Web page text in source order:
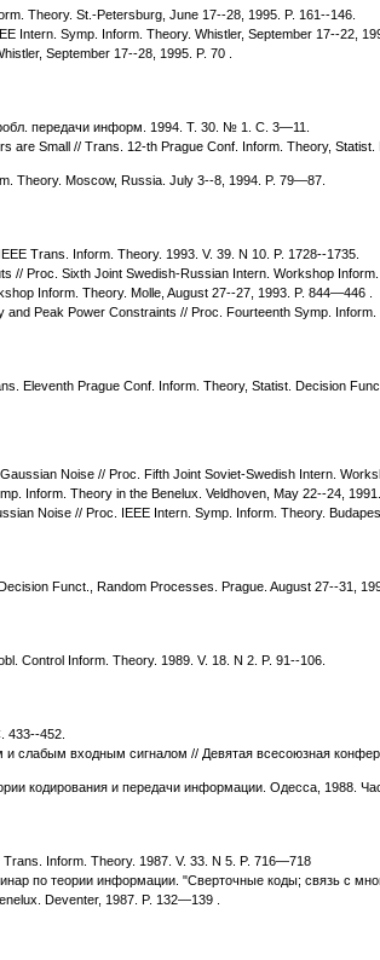
Theory. St.-Petersburg, June 17--28, 1995. P. 161--146.
Intern. Symp. Inform. Theory. Whistler, September 17--22,
September 17--28, 1995. P. 70 .
передачи информ. 1994. Т. 30. № 1. С. 3—11.
Small // Trans. 12-th Prague Conf. Inform. Theory,
Theory. Moscow, Russia. July 3--8, 1994. P. 79—87.
Trans. Inform. Theory. 1993. V. 39. N 10. P. 1728--1735.
Proc. Sixth Joint Swedish-Russian Intern. Workshop
Inform. Theory. Molle, August 27--27, 1993. P. 844—446 .
Peak Power Constraints // Proc. Fourteenth Symp.
Eleventh Prague Conf. Inform. Theory, Statist. Decision
Noise // Proc. Fifth Joint Soviet-Swedish Intern.
Inform. Theory in the Benelux. Veldhoven, May 22--24,
Noise // Proc. IEEE Intern. Symp. Inform. Theory.
Funct., Random Processes. Prague. August 27--31,
Control Inform. Theory. 1989. V. 18. N 2. P. 91--106.
433--452.
входным сигналом // Девятая всесоюзная
кодирования и передачи информации. Одесса, 1988.
Inform. Theory. 1987. V. 33. N 5. P. 716—718
по теории информации. "Сверточные коды; связь с
Deventer, 1987. P. 132—139 .